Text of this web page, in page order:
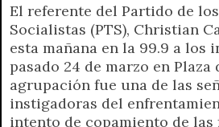
El referente del Partido de
Socialistas (PTS), Christian
esta mañana en la 99.9 a los
pasado 24 de marzo en Plaza
agrupación fue una de las
instigadoras del
intento de copamiento de las